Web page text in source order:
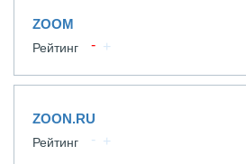
ZOOM
Рейтинг
ZOON.RU
Рейтинг